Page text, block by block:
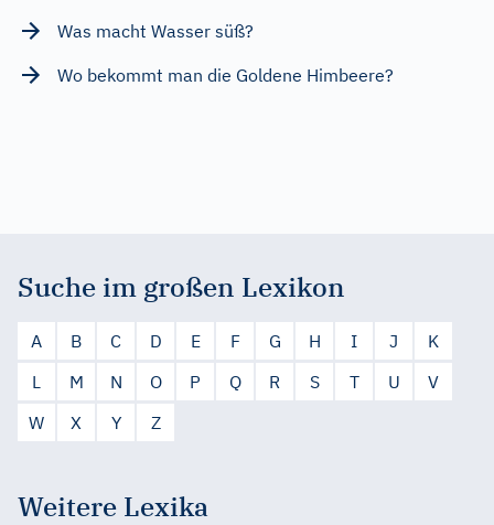
Was macht Wasser süß?
Wo bekommt man die Goldene Himbeere?
Suche im großen Lexikon
A B C D E F G H I J
K
L
M N O P Q R S T U
V
W
X Y Z
Weitere Lexika